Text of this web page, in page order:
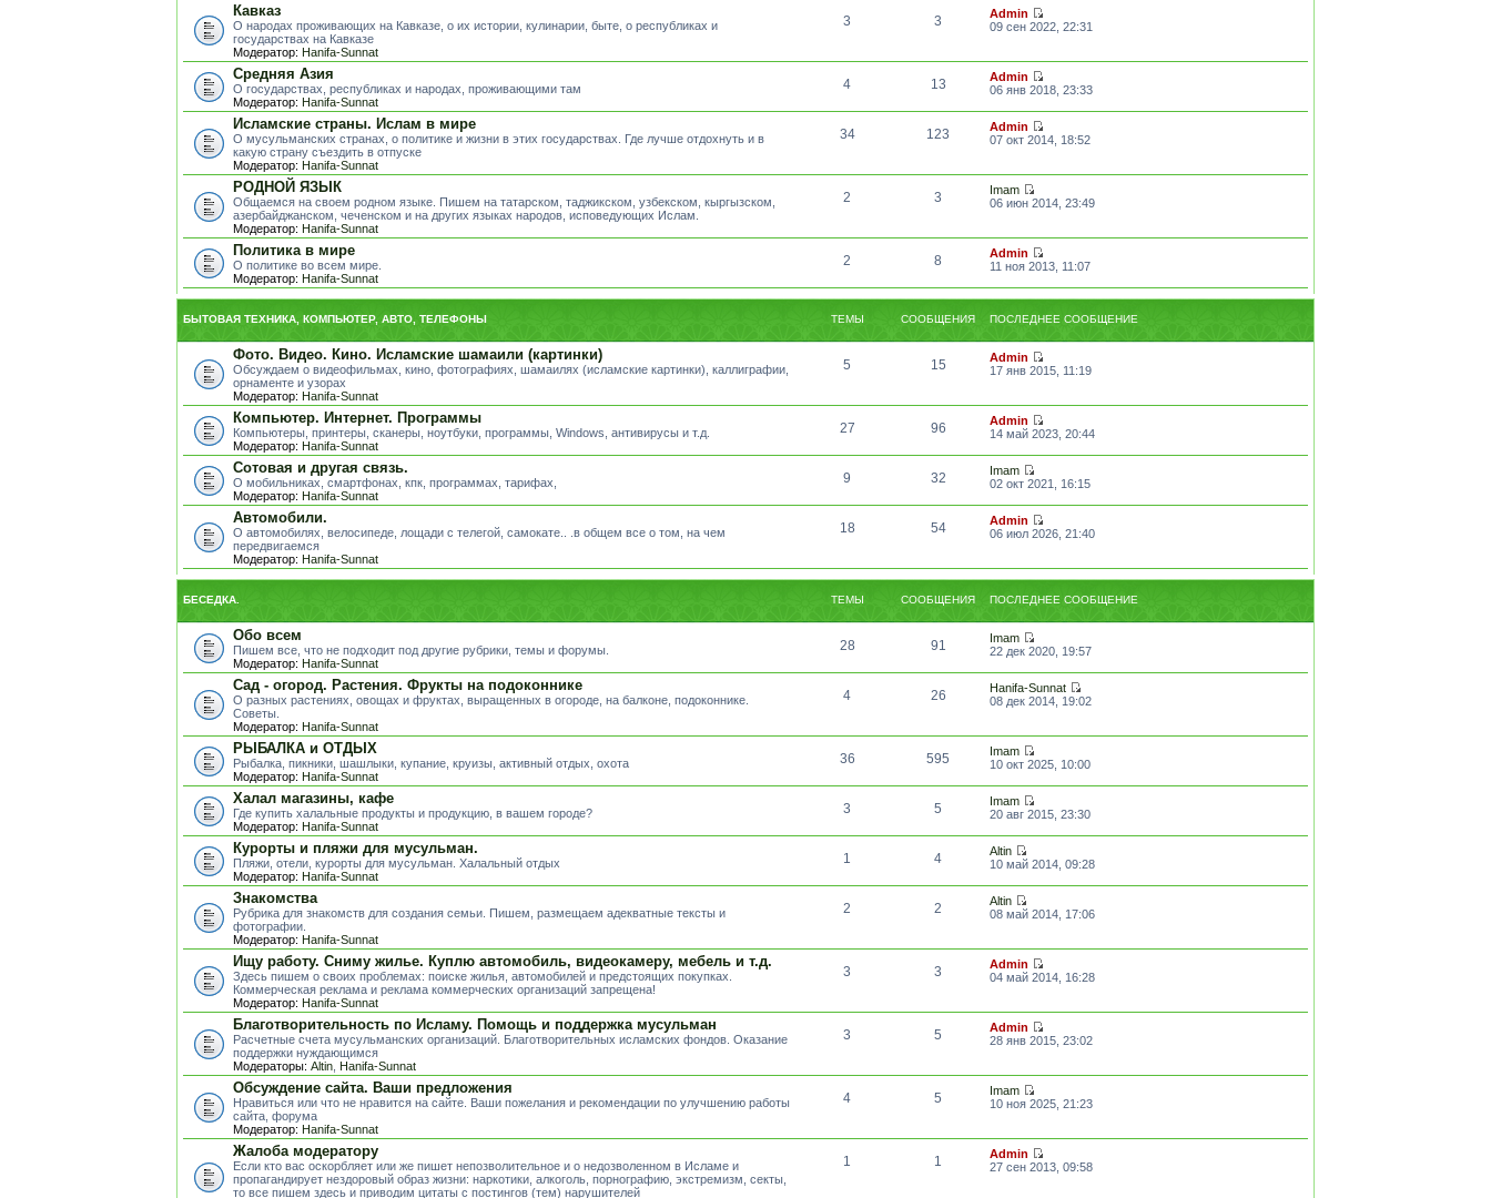
Кавказ
О народах проживающих на Кавказе, о их истории, кулинарии, быте, о республиках и
государствах на Кавказе
Модератор: Hanifa-Sunnat
3 3
Admin
09 сен 2022, 22:31
Средняя Азия
О государствах, республиках и народах, проживающими там
Модератор: Hanifa-Sunnat
4 13
Admin
06 янв 2018, 23:33
Исламские страны. Ислам в мире
О мусульманских странах, о политике и жизни в этих государствах. Где лучше отдохнуть и в
какую страну съездить в отпуске
Модератор: Hanifa-Sunnat
34 123
Admin
07 окт 2014, 18:52
РОДНОЙ ЯЗЫК
Общаемся на своем родном языке. Пишем на татарском, таджикском, узбекском, кыргызском,
азербайджанском, чеченском и на других языках народов, исповедующих Ислам.
Модератор: Hanifa-Sunnat
2 3
Imam
06 июн 2014, 23:49
Политика в мире
О политике во всем мире.
Модератор: Hanifa-Sunnat
2 8
Admin
11 ноя 2013, 11:07
БЫТОВАЯ ТЕХНИКА, КОМПЬЮТЕР, АВТО, ТЕЛЕФОНЫ ТЕМЫ СООБЩЕНИЯ ПОСЛЕДНЕЕ СООБЩЕНИЕ
Фото. Видео. Кино. Исламские шамаили (картинки)
Обсуждаем о видеофильмах, кино, фотографиях, шамаилях (исламские картинки), каллиграфии,
орнаменте и узорах
Модератор: Hanifa-Sunnat
5 15
Admin
17 янв 2015, 11:19
Компьютер. Интернет. Программы
Компьютеры, принтеры, сканеры, ноутбуки, программы, Windows, антивирусы и т.д.
Модератор: Hanifa-Sunnat
27 96
Admin
14 май 2023, 20:44
Сотовая и другая связь.
О мобильниках, смартфонах, кпк, программах, тарифах,
Модератор: Hanifa-Sunnat
9 32
Imam
02 окт 2021, 16:15
Автомобили.
О автомобилях, велосипеде, лощади с телегой, самокате.. .в общем все о том, на чем
передвигаемся
Модератор: Hanifa-Sunnat
18 54
Admin
06 июл 2026, 21:40
БЕСЕДКА. ТЕМЫ СООБЩЕНИЯ ПОСЛЕДНЕЕ СООБЩЕНИЕ
Обо всем
Пишем все, что не подходит под другие рубрики, темы и форумы.
Модератор: Hanifa-Sunnat
28 91
Imam
22 дек 2020, 19:57
Сад - огород. Растения. Фрукты на подоконнике
О разных растениях, овощах и фруктах, выращенных в огороде, на балконе, подоконнике.
Советы.
Модератор: Hanifa-Sunnat
4 26
Hanifa-Sunnat
08 дек 2014, 19:02
РЫБАЛКА и ОТДЫХ
Рыбалка, пикники, шашлыки, купание, круизы, активный отдых, охота
Модератор: Hanifa-Sunnat
36 595
Imam
10 окт 2025, 10:00
Халал магазины, кафе
Где купить халальные продукты и продукцию, в вашем городе?
Модератор: Hanifa-Sunnat
3 5
Imam
20 авг 2015, 23:30
Курорты и пляжи для мусульман.
Пляжи, отели, курорты для мусульман. Халальный отдых
Модератор: Hanifa-Sunnat
1 4
Altin
10 май 2014, 09:28
Знакомства
Рубрика для знакомств для создания семьи. Пишем, размещаем адекватные тексты и
фотографии.
Модератор: Hanifa-Sunnat
2 2
Altin
08 май 2014, 17:06
Ищу работу. Сниму жилье. Куплю автомобиль, видеокамеру, мебель и т.д.
Здесь пишем о своих проблемах: поиске жилья, автомобилей и предстоящих покупках.
Коммерческая реклама и реклама коммерческих организаций запрещена!
Модератор: Hanifa-Sunnat
3 3
Admin
04 май 2014, 16:28
Благотворительность по Исламу. Помощь и поддержка мусульман
Расчетные счета мусульманских организаций. Благотворительных исламских фондов. Оказание
поддержки нуждающимся
Модераторы: Altin Hanifa-Sunnat
3 5
Admin
28 янв 2015, 23:02
Обсуждение сайта. Ваши предложения
Нравиться или что не нравится на сайте. Ваши пожелания и рекомендации по улучшению работы
сайта, форума
Модератор: Hanifa-Sunnat
4 5
Imam
10 ноя 2025, 21:23
Жалоба модератору
Если кто вас оскорбляет или же пишет непозволительное и о недозволенном в Исламе и
пропагандирует нездоровый образ жизни: наркотики, алкоголь, порнографию, экстремизм, секты,
то все пишем здесь и приводим цитаты с постингов (тем) нарушителей
1 1
Admin
27 сен 2013, 09:58